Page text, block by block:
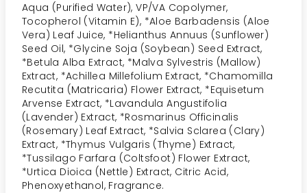
Aqua (Purified Water), VP/VA Copolymer,
Tocopherol (Vitamin E), *Aloe Barbadensis (Aloe
Vera) Leaf Juice, *Helianthus Annuus (Sunflower)
Seed Oil, *Glycine Soja (Soybean) Seed Extract,
*Betula Alba Extract, *Malva Sylvestris (Mallow)
Extract, *Achillea Millefolium Extract, *Chamomilla
Recutita (Matricaria) Flower Extract, *Equisetum
Arvense Extract, *Lavandula Angustifolia
(Lavender) Extract, *Rosmarinus Officinalis
(Rosemary) Leaf Extract, *Salvia Sclarea (Clary)
Extract, *Thymus Vulgaris (Thyme) Extract,
*Tussilago Farfara (Coltsfoot) Flower Extract,
*Urtica Dioica (Nettle) Extract, Citric Acid,
Phenoxyethanol, Fragrance.